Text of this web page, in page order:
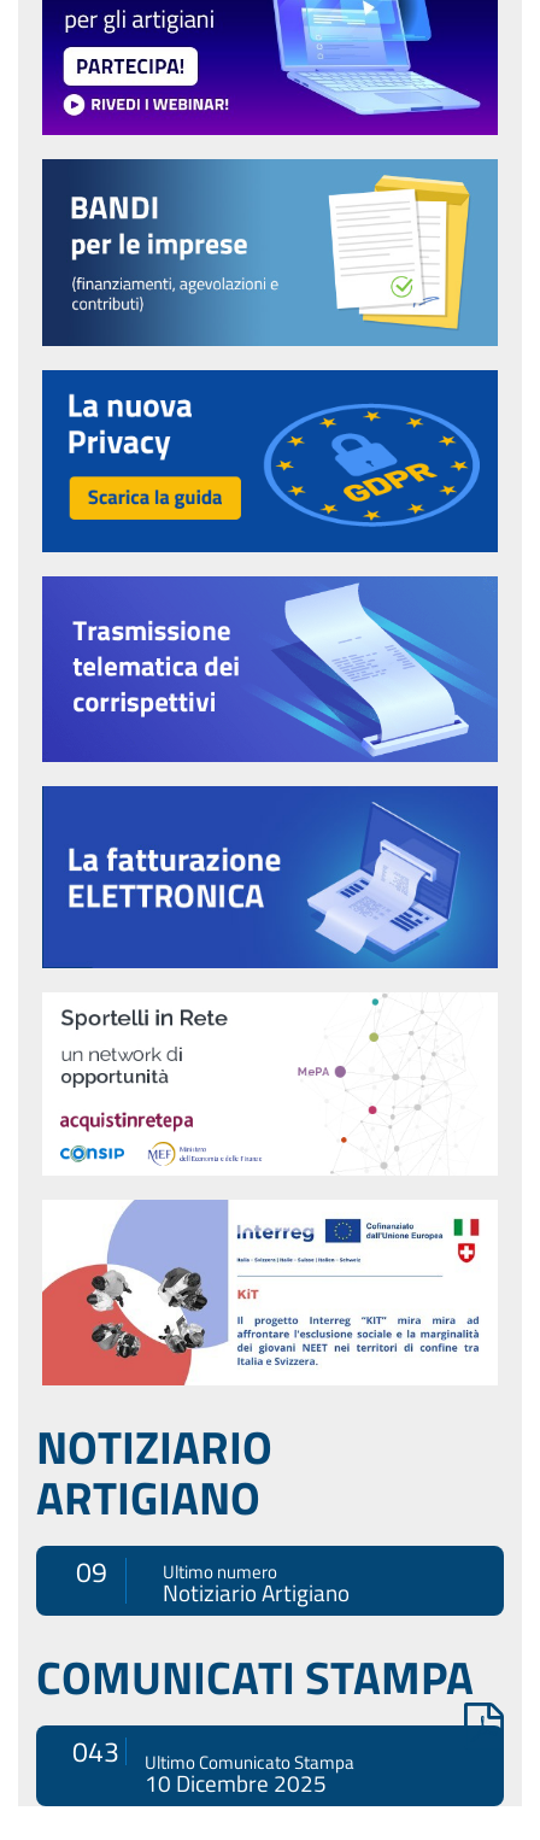
NOTIZIARIO
ARTIGIANO
09 Ultimo numero
Notiziario Artigiano
COMUNICATI STAMPA
043 Ultimo Comunicato Stampa
10 Dicembre 2025